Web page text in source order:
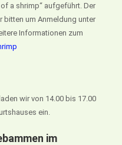
a shrimp“ aufgeführt. Der
bitten um Anmeldung unter
Informationen zum
wir von 14.00 bis 17.00
ein.
im